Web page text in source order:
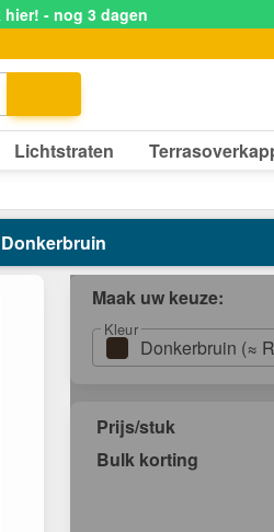
- nog 3 dagen
Lichtstraten
Maak uw keuze:
Kleur
Donkerbruin (≈
Prijs/stuk
Bulk korting